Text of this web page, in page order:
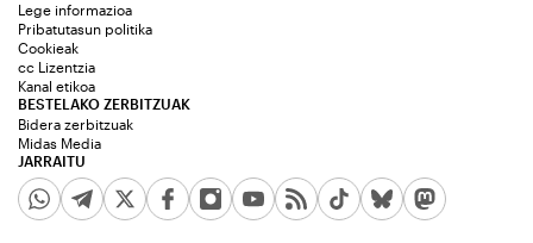
JARRAITU
Lege informazioa
Pribatutasun politika
Cookieak
cc Lizentzia
Kanal etikoa
BESTELAKO ZERBITZUAK
Bidera zerbitzuak
Midas Media